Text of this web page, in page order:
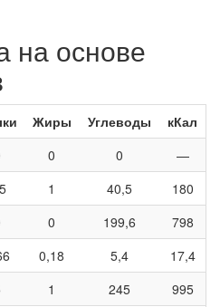
на основе
Жиры Углеводы
кКал
0 0
—
1 40,5
180
0 199,6
798
0,18 5,4
17,4
1 245
995